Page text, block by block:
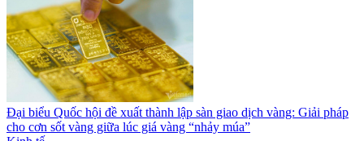
Đại biểu Quốc hội đề xuất thành lập sàn giao dịch vàng: Giải pháp
cho cơn sốt vàng giữa lúc giá vàng “nhảy múa”